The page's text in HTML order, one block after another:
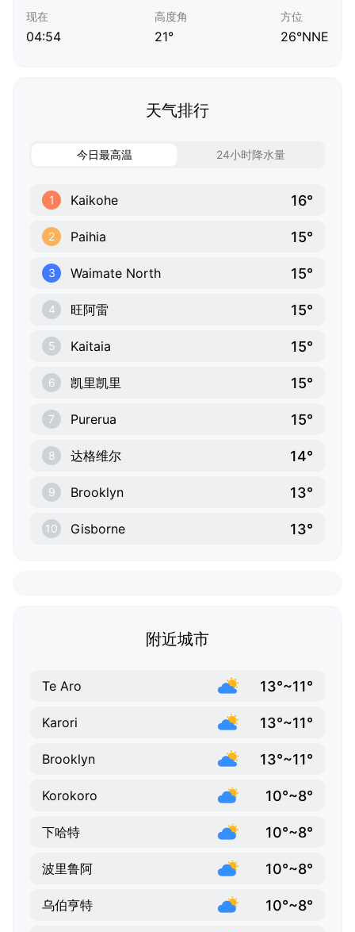
现在
04:54
高度角
21°
方位
26°NNE
天气排行
今日最高温 24小时降水量
1 Kaikohe 16°
2 Paihia 15°
3 Waimate North 15°
4 旺阿雷 15°
5 Kaitaia 15°
6 凯里凯里 15°
7 Purerua 15°
8 达格维尔 14°
9 Brooklyn 13°
10 Gisborne 13°
附近城市
Te Aro 13°~11°
Karori 13°~11°
Brooklyn 13°~11°
Korokoro 10°~8°
下哈特 10°~8°
波里鲁阿 10°~8°
乌伯亨特 10°~8°